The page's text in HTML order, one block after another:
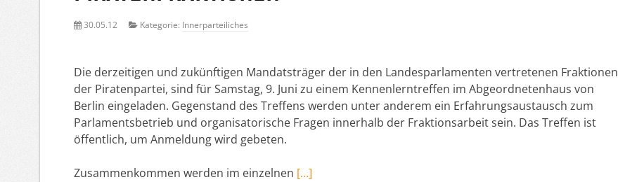
30.05.12 Kategorie: Innerparteiliches
Die derzeitigen und zukünftigen Mandatsträger der in den Landesparlamenten vertretenen Fraktionen
der Piratenpartei, sind für Samstag, 9. Juni zu einem Kennenlerntreffen im Abgeordnetenhaus von
Berlin eingeladen. Gegenstand des Treffens werden unter anderem ein Erfahrungsaustausch zum
Parlamentsbetrieb und organisatorische Fragen innerhalb der Fraktionsarbeit sein. Das Treffen ist
öffentlich, um Anmeldung wird gebeten.
Zusammenkommen werden im einzelnen […]